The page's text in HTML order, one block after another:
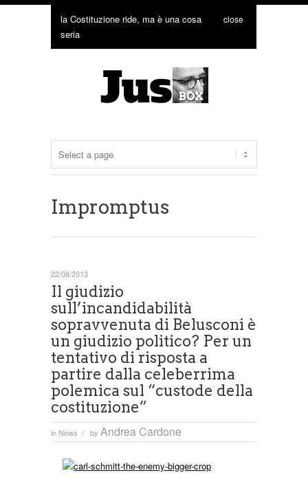
la Costituzione ride, ma è una cosa
seria
close
Impromptus
Il giudizio
sull’incandidabilità
sopravvenuta di Belusconi è
un giudizio politico? Per un
tentativo di risposta a
partire dalla celeberrima
polemica sul “custode della
costituzione”
in News / by Andrea Cardone
22/08/2013